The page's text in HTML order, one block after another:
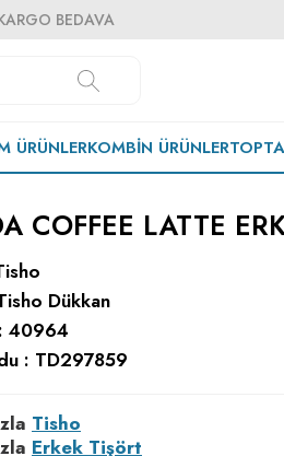
BEDAVA
ÜRÜNLERKOMBIN ÜRÜNLER
COFFEE LATTE
Dükkan
40964
: TD297859
Tisho
Erkek Tişört